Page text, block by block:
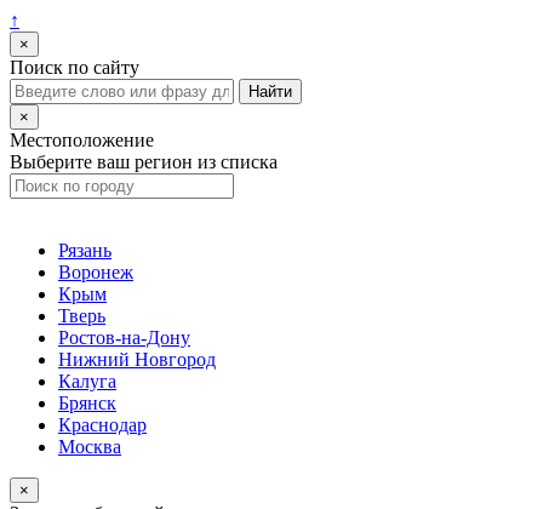
↑
×
Поиск по сайту
×
Местоположение
Выберите ваш регион из списка
Рязань
Воронеж
Крым
Тверь
Ростов-на-Дону
Нижний Новгород
Калуга
Брянск
Краснодар
Москва
×